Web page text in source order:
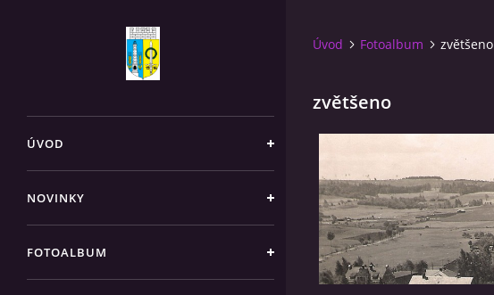
ÚVOD
NOVINKY
FOTOALBUM
Úvod Fotoalbum zvětšeno
zvětšeno